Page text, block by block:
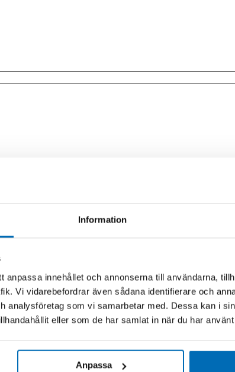
Information
anpassa innehållet och annonserna till användarna,
Vi vidarebefordrar även sådana identifierare och
analysföretag som vi samarbetar med. Dessa kan i
eller som de har samlat in när du har
Anpassa